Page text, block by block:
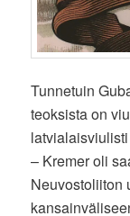
Tunnetuin
teoksista on
– Kremer oli
Neuvostoliiton